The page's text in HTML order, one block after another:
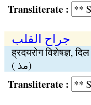
Transliterate :
جراح القلب
ह्रदयरोग विशेषज्ञ,
( مذ)
Transliterate :